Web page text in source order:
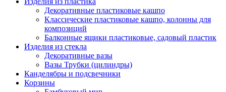
Декоративные пластиковые кашпо
Классические пластиковые кашпо, колонны для
композиций
Балконные ящики пластиковые, садовый пластик
Изделия из стекла
Декоративные вазы
Вазы Трубки (цилиндры)
Канделябры и подсвечники
Корзины